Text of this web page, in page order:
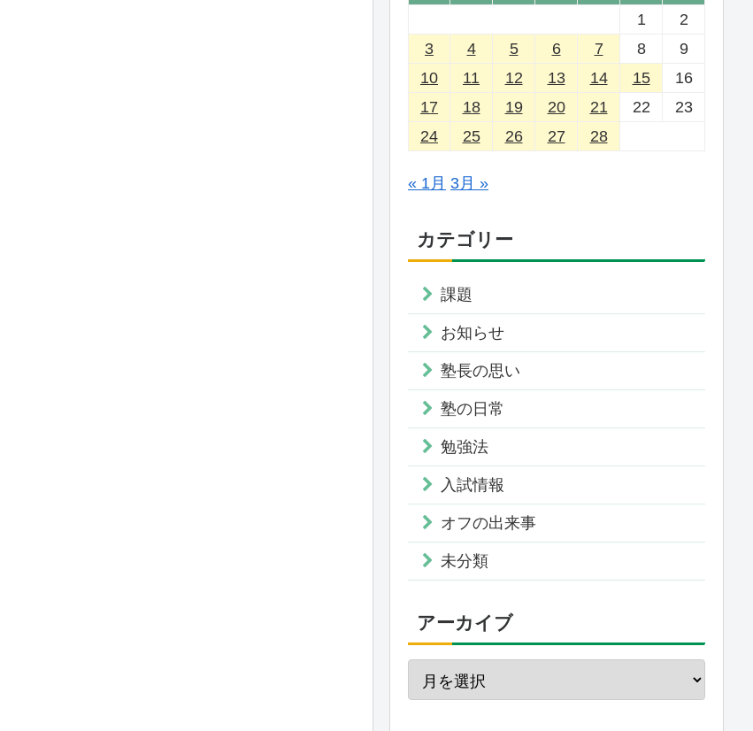
1
2
3
4 5 6 7 8
9
10
11 12 13 14 15
16
17
18 19 20 21 22
23
24
25 26 27 28
« 1月 3月 »
カテゴリー
課題
お知らせ
塾長の思い
塾の日常
勉強法
入試情報
オフの出来事
未分類
アーカイブ